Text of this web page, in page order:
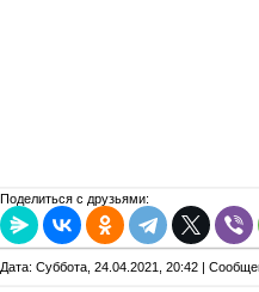
Поделиться с друзьями:
Дата: Суббота, 24.04.2021, 20:42 |